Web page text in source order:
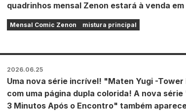
quadrinhos mensal Zenon estará à venda
Mensal Comic Zenon mistura principal
2026.06.25
Uma nova série incrível! "Maten Yugi -
com uma página dupla colorida! A nova
3 Minutos Após o Encontro" também